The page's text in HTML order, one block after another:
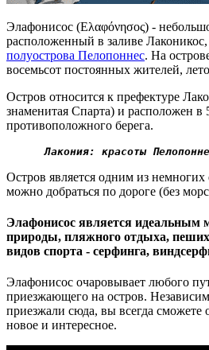
Элафонисос (Ελαφόνησος) -
расположенный в заливе
полуострова Пелопоннес. На
восемьсот постоянных жителей,
Остров относится к префектуре
знаменитая Спарта) и расположен в
противоположного берега.
Лакония: красоты
Остров является одним из немногих
можно добраться по дороге (без
Элафонисос является идеальным
природы, пляжного отдыха,
видов спорта - серфинга,
Элафонисос очаровывает любого
приезжающего на остров.
приезжали сюда, вы всегда сможете
новое и интересное.